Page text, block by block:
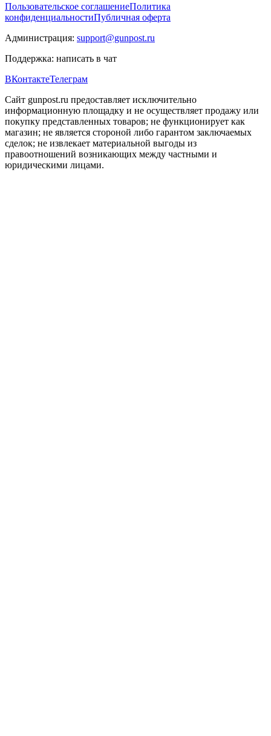
Пользовательское соглашениеПолитика
конфиденциальностиПубличная оферта
Администрация: support@gunpost.ru
Поддержка: написать в чат
ВКонтактеТелеграм
Сайт gunpost.ru предоставляет исключительно
информационную площадку и не осуществляет продажу или
покупку представленных товаров; не функционирует как
магазин; не является стороной либо гарантом заключаемых
сделок; не извлекает материальной выгоды из
правоотношений возникающих между частными и
юридическими лицами.